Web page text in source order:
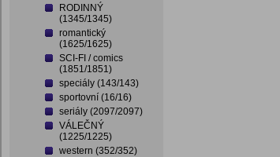
RODINNÝ
(1345/1345)
romantický
(1625/1625)
SCI-FI / comics
(1851/1851)
speciály (143/143)
sportovní (16/16)
seriály (2097/2097)
VÁLEČNÝ
(1225/1225)
western (352/352)